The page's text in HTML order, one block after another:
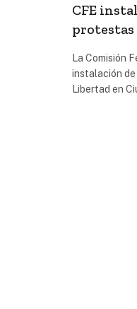
CFE
protestas
La Comisión
instalación
Libertad en